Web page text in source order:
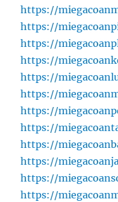
https://
https://
https://
https://
https://
https://
https://
https://
https://
https://
https://
https://